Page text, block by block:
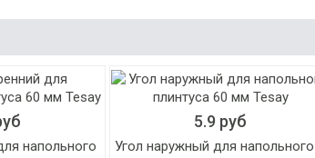
напольного
5.9 руб
Угол наружный для напольного